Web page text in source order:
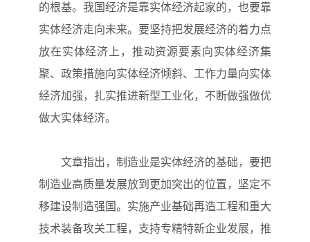
的根基。我国经济是靠实体经济起家的，也要靠
实体经济走向未来。要坚持把发展经济的着力点
放在实体经济上，推动资源要素向实体经济集
聚、政策措施向实体经济倾斜、工作力量向实体
经济加强，扎实推进新型工业化，不断做强做优
做大实体经济。
文章指出，制造业是实体经济的基础，要把
制造业高质量发展放到更加突出的位置，坚定不
移建设制造强国。实施产业基础再造工程和重大
技术装备攻关工程，支持专精特新企业发展，推